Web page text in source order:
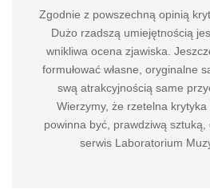
Zgodnie z powszechną opinią
Dużo rzadszą umiejętnością
wnikliwa ocena zjawiska.
formułować własne, oryginalne
swą atrakcyjnością same
Wierzymy, że rzetelna
powinna być, prawdziwą
serwis Laboratorium